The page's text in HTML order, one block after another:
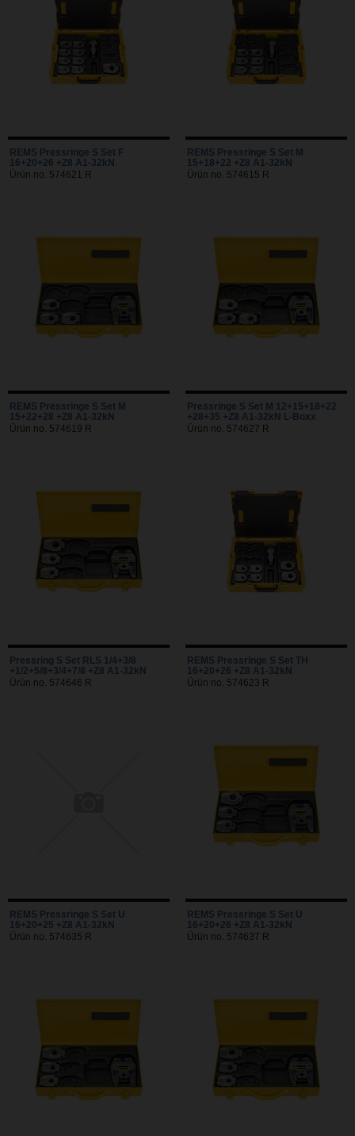
REMS Pressringe S Set F
16+20+26 +Z8 A1-32kN
Ürün no. 574621 R
REMS Pressringe S Set M
15+18+22 +Z8 A1-32kN
Ürün no. 574615 R
REMS Pressringe S Set M
15+22+28 +Z8 A1-32kN
Ürün no. 574619 R
Pressringe S Set M 12+15+18+22
+28+35 +Z8 A1-32kN L-Boxx
Ürün no. 574627 R
Pressring S Set RLS 1/4+3/8
+1/2+5/8+3/4+7/8 +Z8 A1-32kN
Ürün no. 574646 R
REMS Pressringe S Set TH
16+20+26 +Z8 A1-32kN
Ürün no. 574623 R
REMS Pressringe S Set U
16+20+25 +Z8 A1-32kN
Ürün no. 574635 R
REMS Pressringe S Set U
16+20+26 +Z8 A1-32kN
Ürün no. 574637 R